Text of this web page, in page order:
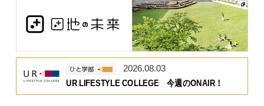
2026.08.03
UR LIFESTYLE COLLEGE 今週のONAIR！